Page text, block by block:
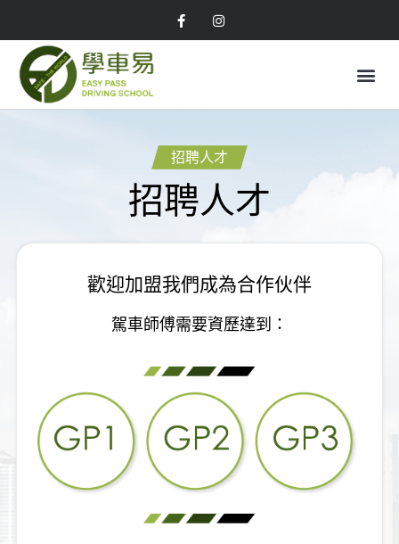
招聘人才
招聘人才
歡迎加盟我們成為合作伙伴
駕車師傅需要資歷達到：